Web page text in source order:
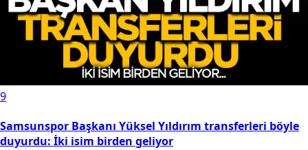
9
Samsunspor Başkanı Yüksel Yıldırım transferleri böyle
duyurdu: İki isim birden geliyor